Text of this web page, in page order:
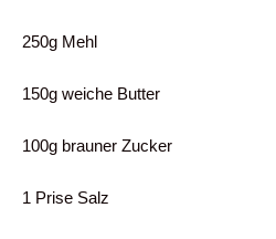
250g Mehl
150g weiche Butter
100g brauner Zucker
1 Prise Salz